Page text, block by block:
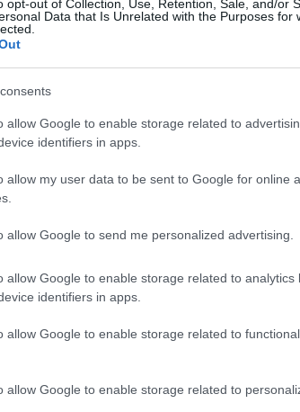
opt-out of Collection, Use, Retention, Sale, and/or
Data that Is Unrelated with the Purposes for
allow Google to enable storage related to
identifiers in apps.
allow my user data to be sent to Google for online
allow Google to send me personalized advertising.
allow Google to enable storage related to analytics
identifiers in apps.
allow Google to enable storage related to
allow Google to enable storage related to
tasaciones independientes para negociar
de identidad, un comprobante de
la procedencia y la autenticidad del